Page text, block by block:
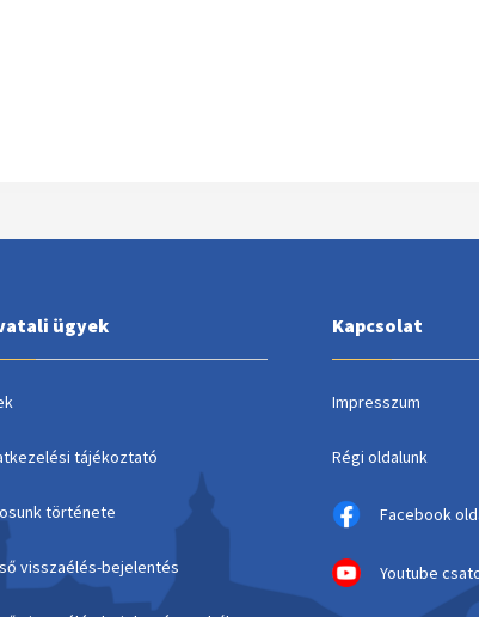
ügyek
tájékoztató
története
visszaélés-bejelentés
Kapcsolat
Impresszum
Régi oldalunk
Facebook
Youtube